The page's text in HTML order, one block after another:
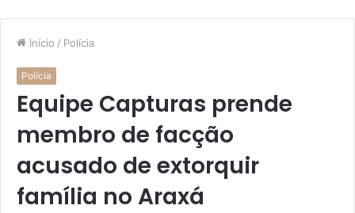
Início / Polícia
Polícia
Equipe Capturas prende
membro de facção
acusado de extorquir
família no Araxá